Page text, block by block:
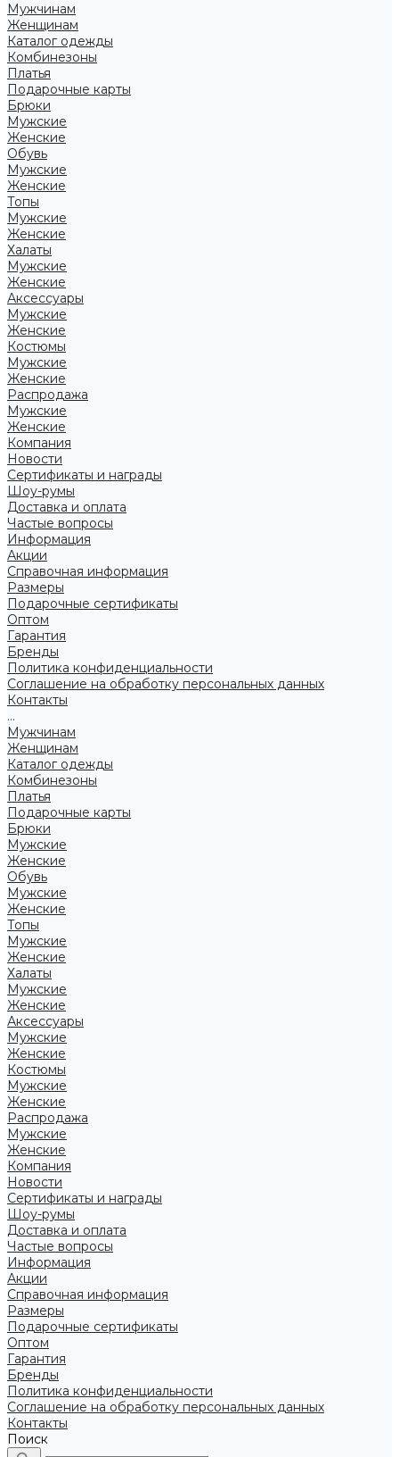
Мужчинам
Женщинам
Каталог одежды
Комбинезоны
Платья
Подарочные карты
Брюки
Мужские
Женские
Обувь
Мужские
Женские
Топы
Мужские
Женские
Халаты
Мужские
Женские
Аксессуары
Мужские
Женские
Костюмы
Мужские
Женские
Распродажа
Мужские
Женские
Компания
Новости
Сертификаты и награды
Шоу-румы
Доставка и оплата
Частые вопросы
Информация
Акции
Справочная информация
Размеры
Подарочные сертификаты
Оптом
Гарантия
Бренды
Политика конфиденциальности
Соглашение на обработку персональных данных
Контакты
...
Мужчинам
Женщинам
Каталог одежды
Комбинезоны
Платья
Подарочные карты
Брюки
Мужские
Женские
Обувь
Мужские
Женские
Топы
Мужские
Женские
Халаты
Мужские
Женские
Аксессуары
Мужские
Женские
Костюмы
Мужские
Женские
Распродажа
Мужские
Женские
Компания
Новости
Сертификаты и награды
Шоу-румы
Доставка и оплата
Частые вопросы
Информация
Акции
Справочная информация
Размеры
Подарочные сертификаты
Оптом
Гарантия
Бренды
Политика конфиденциальности
Соглашение на обработку персональных данных
Контакты
Поиск